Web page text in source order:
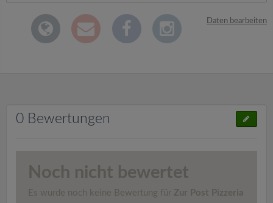
Daten bearbeiten
0 Bewertungen
Noch nicht bewertet
Es wurde noch keine Bewertung für Zur Post Pizzeria